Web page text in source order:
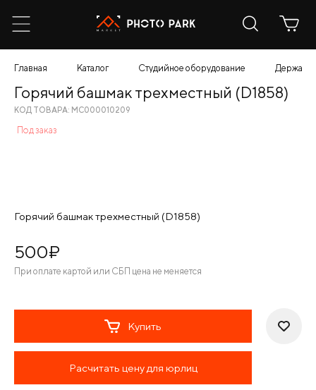
Главная Каталог Студийное оборудование
Горячий башмак трехместный (D1858)
500¤
При оплате картой или СБП цена не меняется
Купить
Расчитать цену для юрлиц
Горячий башмак трехместный (D1858)
КОД ТОВАРА: МС000010209
Под заказ